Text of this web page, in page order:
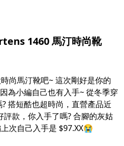
1460 馬汀時尚靴
尚馬汀靴吧~ 這次剛好是你的
為小編自己也有入手~ 從冬季穿
搭短酷也超時尚，直營產品近
款，你入手了嗎? 合腳的灰姑
次自己入手是 $97.XX😭​